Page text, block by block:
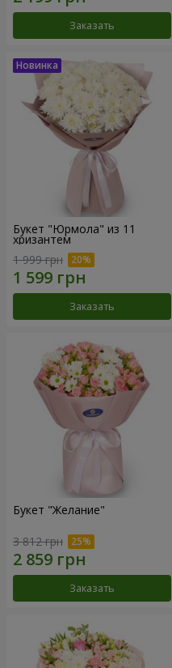
Заказать
Букет "Юрмола" из 11
хризантем
1 999 грн
Заказать
Букет "Желание"
3 812 грн
Заказать